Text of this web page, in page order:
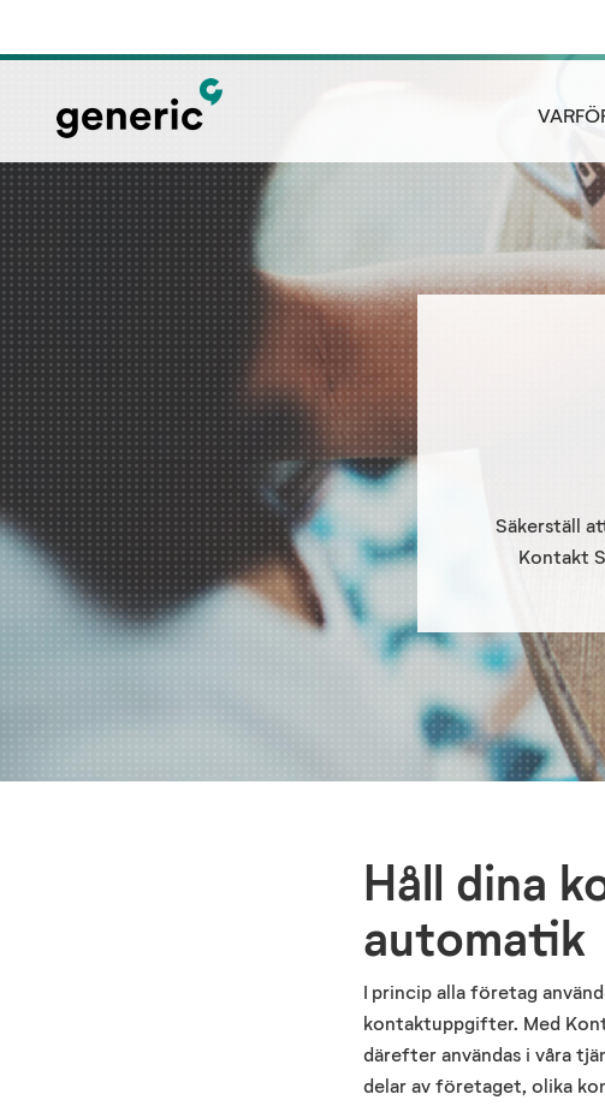
Säkerställ
Kontakt
Håll dina
automatik
I princip alla företag
kontaktuppgifter. Med
därefter användas i våra
delar av företaget, olika